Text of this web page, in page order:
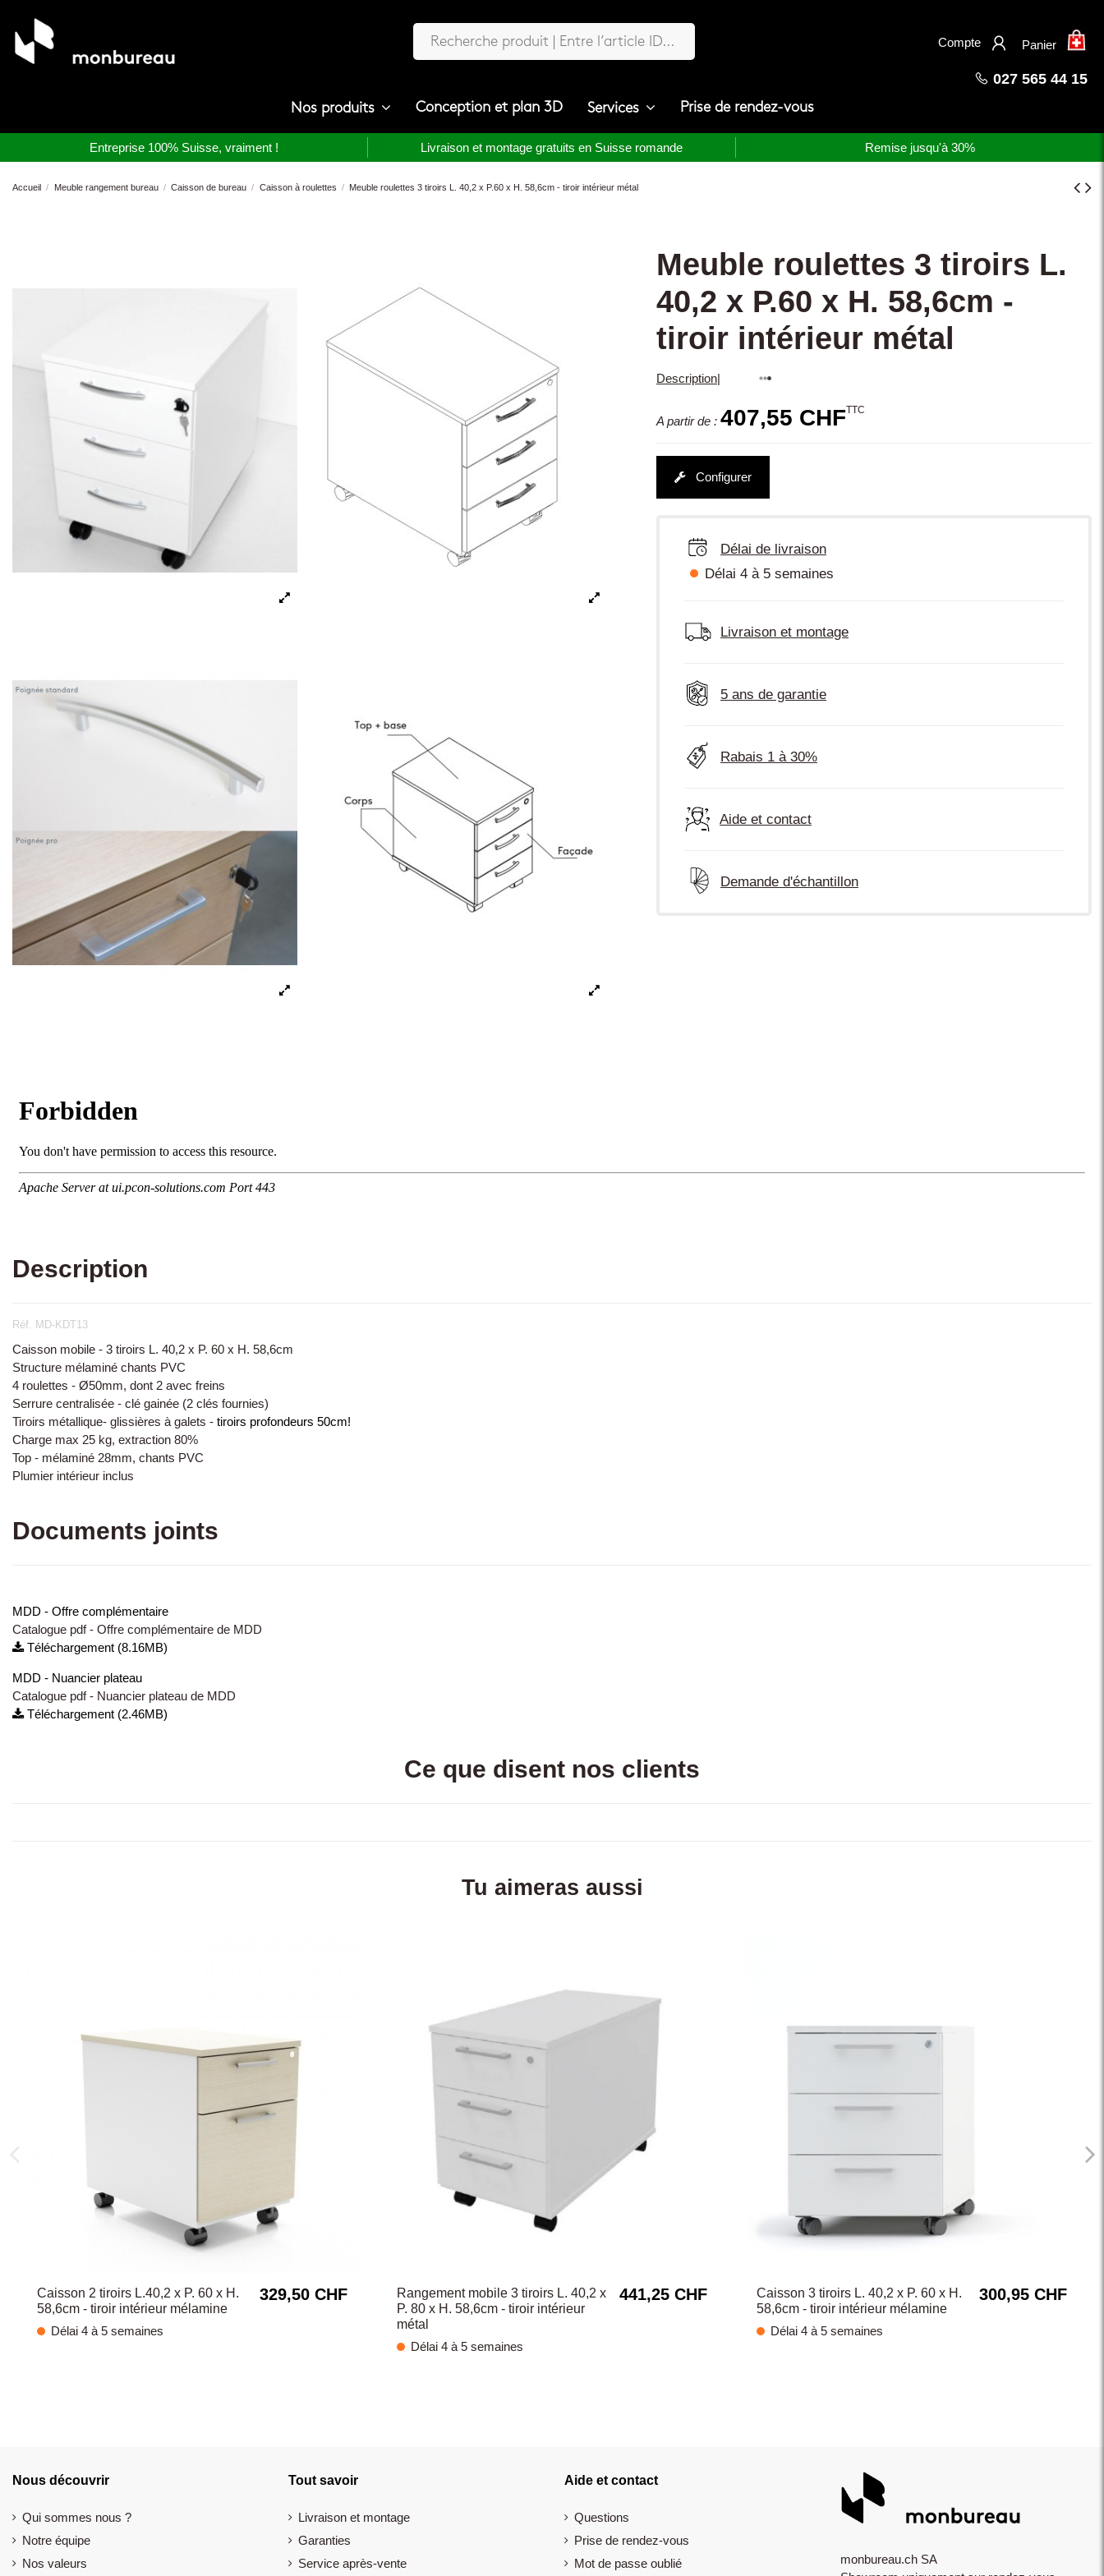
×
Compte Panier
027 565 44 15
Nos produits Conception et plan 3D Services Prise de rendez-vous
Entreprise 100% Suisse, vraiment ! Livraison et montage gratuits en Suisse romande Remise jusqu'à 30%
Accueil Meuble rangement bureau Caisson de bureau Caisson à roulettes Meuble roulettes 3 tiroirs L. 40,2 x P.60 x H. 58,6cm - tiroir intérieur métal
Meuble roulettes 3 tiroirs L.
40,2 x P.60 x H. 58,6cm -
tiroir intérieur métal
Description|
A partir de : 407,55 CHFTTC
Configurer
Délai de livraison
Délai 4 à 5 semaines
Livraison et montage
5 ans de garantie
Rabais 1 à 30%
Aide et contact
Demande d'échantillon
Description
Réf. MD-KDT13
Caisson mobile - 3 tiroirs L. 40,2 x P. 60 x H. 58,6cm
Structure mélaminé chants PVC
4 roulettes - Ø50mm, dont 2 avec freins
Serrure centralisée - clé gainée (2 clés fournies)
Tiroirs métallique- glissières à galets - tiroirs profondeurs 50cm!
Charge max 25 kg, extraction 80%
Top - mélaminé 28mm, chants PVC
Plumier intérieur inclus
Documents joints
MDD - Offre complémentaire
Catalogue pdf - Offre complémentaire de MDD
Téléchargement (8.16MB)
MDD - Nuancier plateau
Catalogue pdf - Nuancier plateau de MDD
Téléchargement (2.46MB)
Ce que disent nos clients
Tu aimeras aussi
Caisson 2 tiroirs L.40,2 x P. 60 x H.
58,6cm - tiroir intérieur mélamine
Délai 4 à 5 semaines
329,50 CHF
Rangement mobile 3 tiroirs L. 40,2 x
P. 80 x H. 58,6cm - tiroir intérieur
métal
Délai 4 à 5 semaines
441,25 CHF
Caisson 3 tiroirs L. 40,2 x P. 60 x H.
58,6cm - tiroir intérieur mélamine
Délai 4 à 5 semaines
300,95 CHF
Nous découvrir
Qui sommes nous ?
Notre équipe
Nos valeurs
Tout savoir
Livraison et montage
Garanties
Service après-vente
Aide et contact
Questions
Prise de rendez-vous
Mot de passe oublié
monbureau.ch SA